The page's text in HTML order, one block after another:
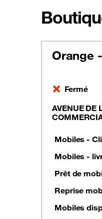
Orange
Fermé
AVENUE DE
Mobiles -
Mobiles -
Prêt de
Reprise
Mobiles